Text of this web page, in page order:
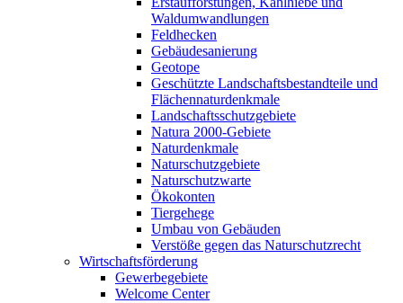
Waldumwandlungen
Feldhecken
Gebäudesanierung
Geotope
Geschützte Landschaftsbestandteile und
Flächennaturdenkmale
Landschaftsschutzgebiete
Natura 2000-Gebiete
Naturdenkmale
Naturschutzgebiete
Naturschutzwarte
Ökokonten
Tiergehege
Umbau von Gebäuden
Verstöße gegen das Naturschutzrecht
Wirtschaftsförderung
Gewerbegebiete
Welcome Center